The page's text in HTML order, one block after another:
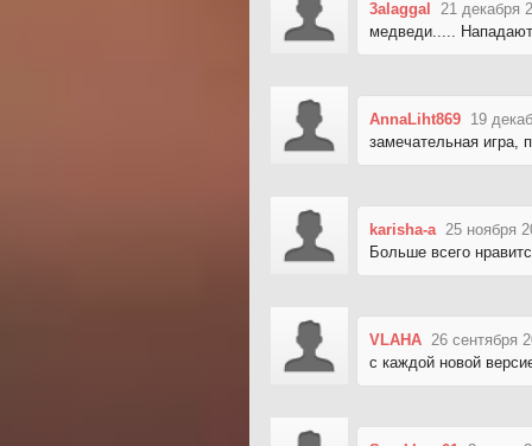
3alaggal
21 декабря
медведи..... Нападают
AnnaLiht869 19
замечательная игра,
karisha-a 25 ноября
Больше всего
VLAHA 26 сентября
с каждой новой